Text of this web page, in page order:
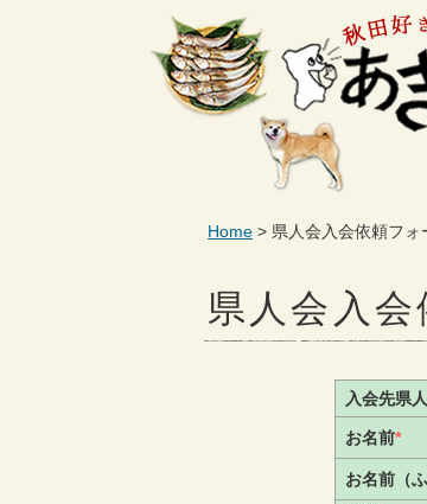
Home 県人会入会依頼フォ
県人会入
入会先県
お名前*
お名前（